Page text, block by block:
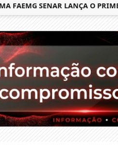
SENAR LANÇA O